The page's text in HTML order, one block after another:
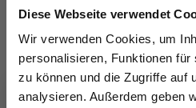
Diese Webseite verwendet
Wir verwenden Cookies, um
personalisieren, Funktionen
zu können und die Zugriffe auf
analysieren. Außerdem geben
Gesamtbilder
Für eine schöne
Material: MDF, Größe: 4x
Farbeauswählen